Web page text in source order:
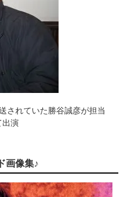
されていた勝谷誠彦が担当
出演
画像集♪